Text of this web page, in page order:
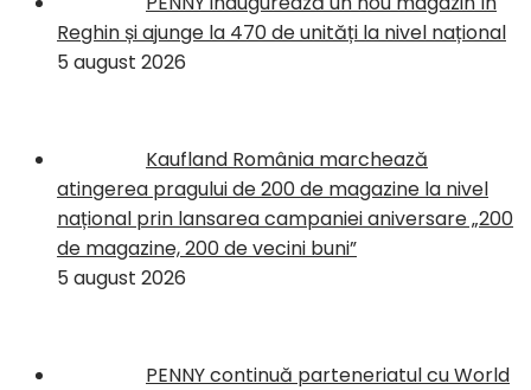
Reghin și ajunge la 470 de unități la nivel național
5 august 2026
Kaufland România marchează
atingerea pragului de 200 de magazine la nivel
național prin lansarea campaniei aniversare „200
de magazine, 200 de vecini buni”
5 august 2026
PENNY continuă parteneriatul cu World